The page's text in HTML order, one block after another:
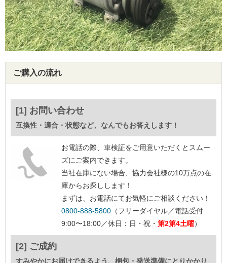
ご購入の流れ
[1] お問い合わせ
互換性・適合・状態など、なんでもお答えします！
お電話の際、車検証をご用意いただくとスムー
ズにご案内できます。
当社在庫にない場合、協力会社様の10万点の在
庫からお探しします！
まずは、お電話にてお気軽にご相談ください！
0800-888-5800 （フリーダイヤル／電話受付
9:00〜18:00／休日：日・祝・ 第2第4土曜）
[2] ご成約
すみやかにお届けできるよう、梱包・発送準備にとりかかり